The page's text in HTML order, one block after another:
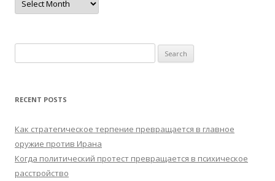
for:
RECENT POSTS
Как стратегическое терпение превращается в главное
оружие против Ирана
Когда политический протест превращается в психическое
расстройство